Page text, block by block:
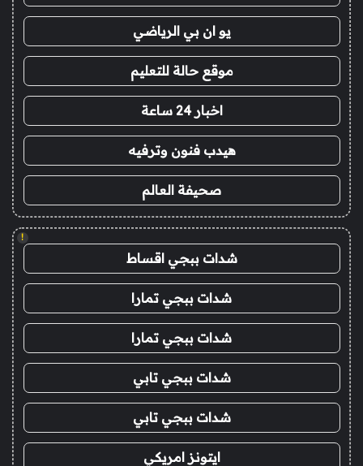
يو ان بي الرياضي
موقع حالة للتعليم
اخبار 24 ساعة
هيدب فنون وترفيه
صحيفة العالم
!
شدات ببجي اقساط
شدات ببجي تمارا
شدات ببجي تمارا
شدات ببجي تابي
شدات ببجي تابي
ايتونز امريكي